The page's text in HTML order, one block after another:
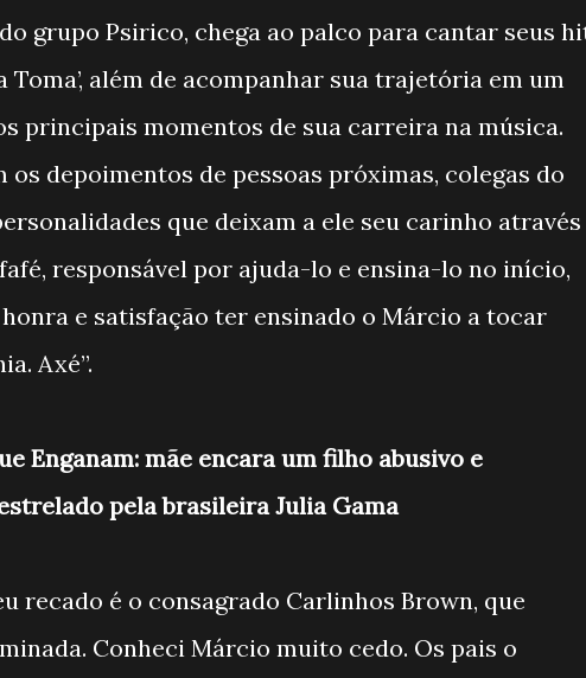
grupo Psirico, chega ao palco para cantar seus
Toma’, além de acompanhar sua trajetória em um
principais momentos de sua carreira na música.
depoimentos de pessoas próximas, colegas do
que deixam a ele seu carinho através
responsável por ajuda-lo e ensina-lo no início,
honra e satisfação ter ensinado o Márcio a tocar
Axé”.
Enganam: mãe encara um filho abusivo e
pela brasileira Julia Gama
recado é o consagrado Carlinhos Brown, que
Conheci Márcio muito cedo. Os pais o